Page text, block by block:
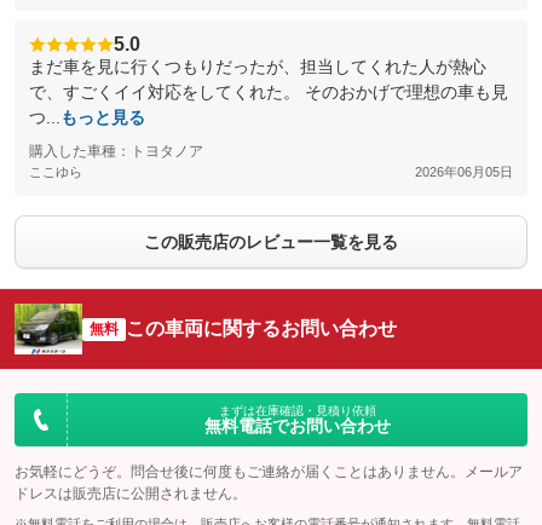
5.0
まだ車を見に行くつもりだったが、担当してくれた人が熱心
で、すごくイイ対応をしてくれた。 そのおかげで理想の車も見
つ...
もっと見る
購入した車種：トヨタノア
ここゆら 2026年06月05日
この販売店のレビュー一覧を見る
無料 この車両に関するお問い合わせ
まずは在庫確認・見積り依頼
無料電話でお問い合わせ
お気軽にどうぞ。問合せ後に何度もご連絡が届くことはありません。メールア
ドレスは販売店に公開されません。